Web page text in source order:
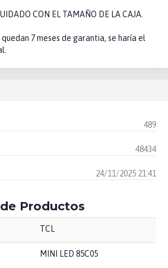
CON EL TAMAÑO DE LA CAJA.
7 meses de garantia, se haría el
489
48434
24/11/2025 21:41
Productos
TCL
MINI LED 85C05